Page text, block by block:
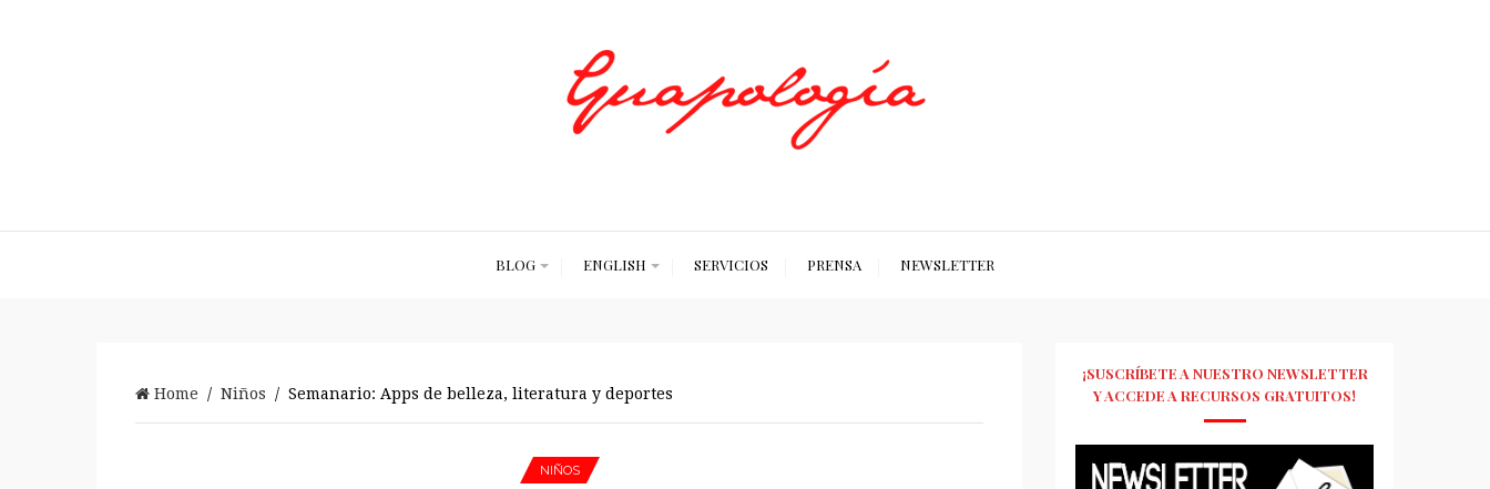
BLOG ENGLISH SERVICIOS PRENSA NEWSLETTER
Home / Niños / Semanario: Apps de belleza, literatura y deportes
NIÑOS
¡SUSCRÍBETE A NUESTRO NEWSLETTER
Y ACCEDE A RECURSOS GRATUITOS!